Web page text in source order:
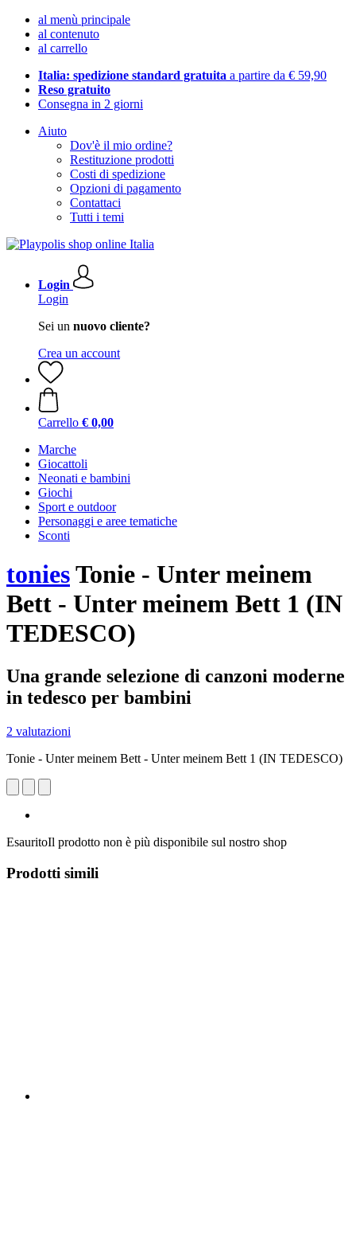
al menù principale
al contenuto
al carrello
Italia: spedizione standard gratuita a partire da € 59,90
Reso gratuito
Consegna in 2 giorni
Aiuto
Dov'è il mio ordine?
Restituzione prodotti
Costi di spedizione
Opzioni di pagamento
Contattaci
Tutti i temi
Login
Login
Sei un nuovo cliente?
Crea un account
Carrello € 0,00
Marche
Giocattoli
Neonati e bambini
Giochi
Sport e outdoor
Personaggi e aree tematiche
Sconti
toniesTonie - Unter meinem
Bett - Unter meinem Bett 1 (IN
TEDESCO)
Una grande selezione di canzoni moderne
in tedesco per bambini
2 valutazioni
Tonie - Unter meinem Bett - Unter meinem Bett 1 (IN TEDESCO)
EsauritoIl prodotto non è più disponibile sul nostro shop
Prodotti simili